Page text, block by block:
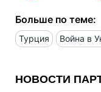
Больше по теме:
Турция Война в